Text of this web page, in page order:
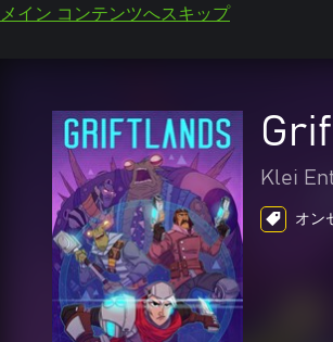
メイン コンテンツへスキップ
Klei
オン